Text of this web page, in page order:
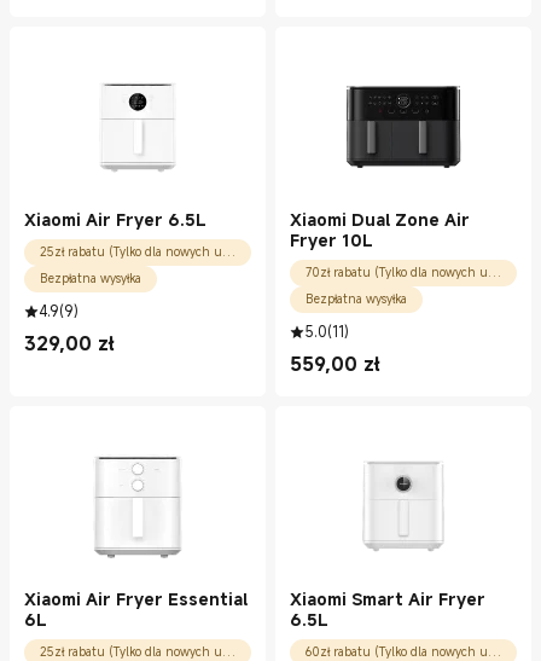
Xiaomi Air Fryer 6.5L
25zł rabatu (Tylko dla nowych użytkowników)
Bezpłatna wysyłka
4.9(9)
329,00 zł
Current Price zł329.00
Xiaomi Dual Zone Air
Fryer 10L
70zł rabatu (Tylko dla nowych użytkowników)
Bezpłatna wysyłka
5.0(11)
559,00 zł
Current Price zł559.00
Xiaomi Air Fryer Essential
6L
25zł rabatu (Tylko dla nowych użytkowników)
Xiaomi Smart Air Fryer
6.5L
60zł rabatu (Tylko dla nowych użytkowników)